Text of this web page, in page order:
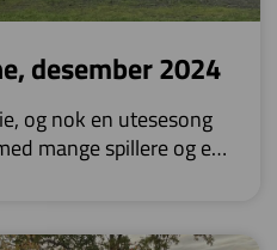
desember 2024
og nok en utesesong
mange spillere og en